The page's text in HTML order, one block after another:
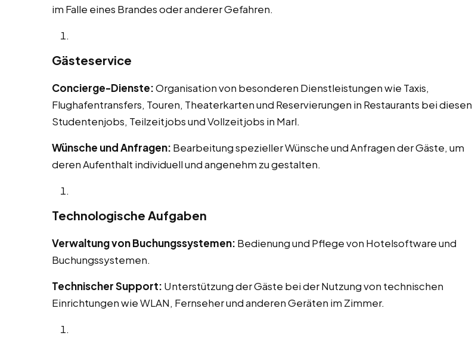
im Falle eines Brandes oder anderer Gefahren.
Gästeservice
Concierge-Dienste:Organisation von besonderen Dienstleistungen wie Taxis,
Flughafentransfers, Touren, Theaterkarten und Reservierungen in Restaurants bei diesen
Studentenjobs, Teilzeitjobs und Vollzeitjobs in Marl.
Wünsche und Anfragen: Bearbeitung spezieller Wünsche und Anfragen der Gäste, um
deren Aufenthalt individuell und angenehm zu gestalten.
Technologische Aufgaben
Verwaltung von Buchungssystemen: Bedienung und Pflege von Hotelsoftware und
Buchungssystemen.
Technischer Support: Unterstützung der Gäste bei der Nutzung von technischen
Einrichtungen wie WLAN, Fernseher und anderen Geräten im Zimmer.